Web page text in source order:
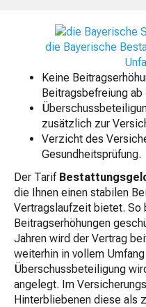
die Bayerische
Keine
Beitragsbefreiung
zusätzlich zur
Verzicht des
Gesundheitsprüfung.
Der Tarif
die Ihnen einen stabilen
Vertragslaufzeit bietet. So
Beitragserhöhungen
Jahren wird der Vertrag
weiterhin in vollem
Überschussbeteiligung
angelegt. Im
Hinterbliebenen diese als